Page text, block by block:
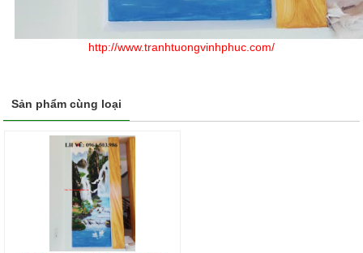
http://www.tranhtuongvinhphuc.com/
Sản phẩm cùng loại